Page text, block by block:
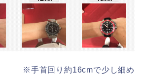
※手首回り約16cmで少し細め